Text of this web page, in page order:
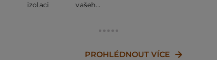
izolaci vašeho
výrazným zdrojem
tomto článku se
Kombinace bílé RAL
PROHLÉDNOUT VÍCE